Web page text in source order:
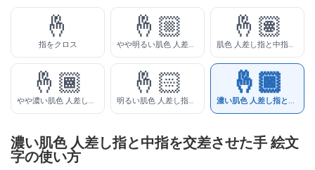
🤞
指をクロス
🤞🏼
やや明るい肌色 人差し指と中指を交差させた手
🤞🏽
肌色 人差し指と中指を交差させた手
🤞🏾
やや濃い肌色 人差し指と中指を交差させた手
🤞🏻
明るい肌色 人差し指と中指を交差させた手
🤞🏿
濃い肌色 人差し指と中指を交差させた手
濃い肌色 人差し指と中指を交差させた手 絵文
字の使い方